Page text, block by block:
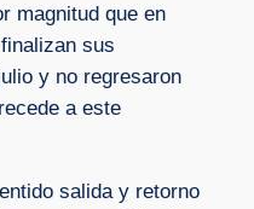
magnitud que en
sus
y no regresaron
a este
salida y retorno